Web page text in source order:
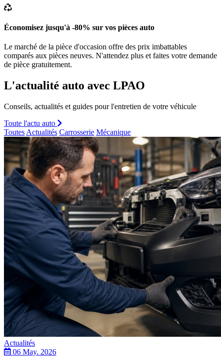
Économisez jusqu'à -80% sur vos pièces auto
Le marché de la pièce d'occasion offre des prix imbattables
comparés aux pièces neuves. N'attendez plus et faites votre demande
de pièce gratuitement.
L'actualité auto avec LPAO
Conseils, actualités et guides pour l'entretien de votre véhicule
Toute l'actu auto
Toutes Actualités Carrosserie Mécanique
Actualités
06 May. 2026